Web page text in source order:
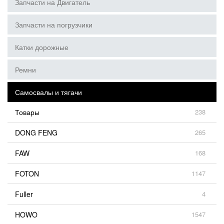
Запчасти на погрузчики
Катки дорожные
Ремни
Самосвалы и тягачи
Товары
238
DONG FENG 265
FAW 168
FOTON 1147
Fuller 4
HOWO 1547